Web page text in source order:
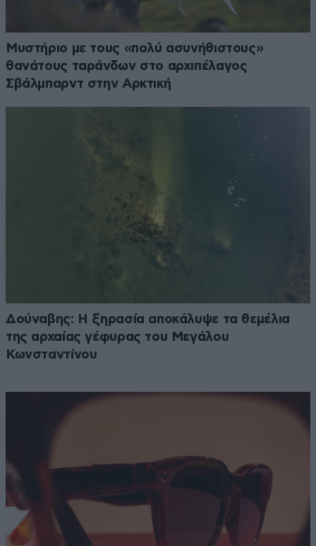
Μυστήριο με τους «πολύ ασυνήθιστους»
θανάτους ταράνδων στο αρχιπέλαγος
Σβάλμπαρντ στην Αρκτική
Δούναβης: Η ξηρασία αποκάλυψε τα θεμέλια
της αρχαίας γέφυρας του Μεγάλου
Κωνσταντίνου